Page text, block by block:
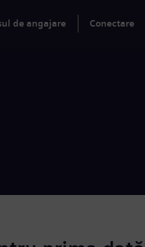
de angajare Conectare